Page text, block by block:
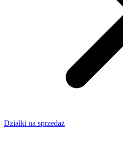
Działki na sprzedaż